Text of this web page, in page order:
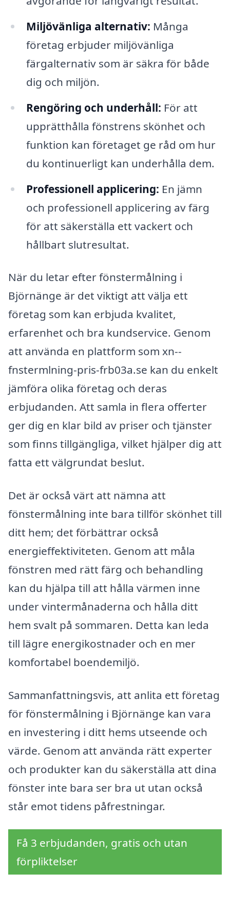
Miljövänliga alternativ: Många
företag erbjuder miljövänliga
färgalternativ som är säkra för både
dig och miljön.
Rengöring och underhåll: För att
upprätthålla fönstrens skönhet och
funktion kan företaget ge råd om hur
du kontinuerligt kan underhålla dem.
Professionell applicering: En jämn
och professionell applicering av färg
för att säkerställa ett vackert och
hållbart slutresultat.
När du letar efter fönstermålning i
Björnänge är det viktigt att välja ett
företag som kan erbjuda kvalitet,
erfarenhet och bra kundservice. Genom
att använda en plattform som xn--
fnstermlning-pris-frb03a.se kan du enkelt
jämföra olika företag och deras
erbjudanden. Att samla in flera offerter
ger dig en klar bild av priser och tjänster
som finns tillgängliga, vilket hjälper dig att
fatta ett välgrundat beslut.
Det är också värt att nämna att
fönstermålning inte bara tillför skönhet till
ditt hem; det förbättrar också
energieffektiviteten. Genom att måla
fönstren med rätt färg och behandling
kan du hjälpa till att hålla värmen inne
under vintermånaderna och hålla ditt
hem svalt på sommaren. Detta kan leda
till lägre energikostnader och en mer
komfortabel boendemiljö.
Sammanfattningsvis, att anlita ett företag
för fönstermålning i Björnänge kan vara
en investering i ditt hems utseende och
värde. Genom att använda rätt experter
och produkter kan du säkerställa att dina
fönster inte bara ser bra ut utan också
står emot tidens påfrestningar.
Få 3 erbjudanden, gratis och utan
förpliktelser